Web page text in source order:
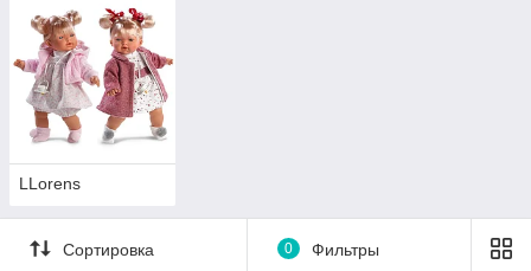
LLorens
Сортировка 0 Фильтры